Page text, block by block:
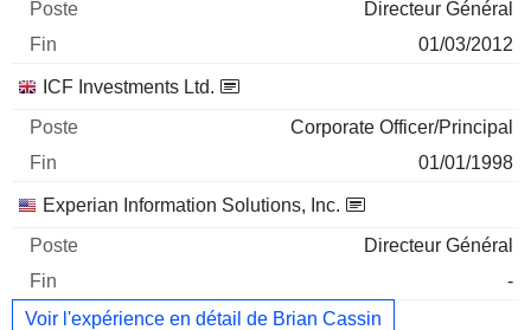
Directeur Général
01/03/2012
ICF Investments Ltd.
Corporate Officer/Principal
01/01/1998
Experian Information Solutions, Inc.
Directeur Général
-
Voir l'expérience en détail de Brian Cassin